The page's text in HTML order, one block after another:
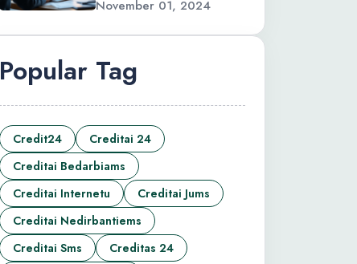
November 01, 2024
Popular Tag
Credit24
Creditai 24
Creditai Bedarbiams
Creditai Internetu
Creditai Jums
Creditai Nedirbantiems
Creditai Sms
Creditas 24